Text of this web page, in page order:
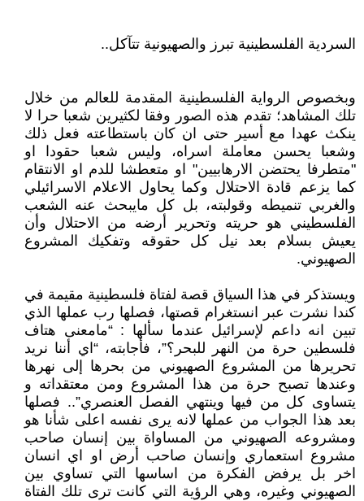
السردية الفلسطينية تبرز والصهيونية تتآكل..
وبخصوص الرواية الفلسطينية المقدمة للعالم من خلال
تلك المشاهد؛ تقدم هذه الصور وفقا لكثيرين شعبا حرا لا
ينكث عهدا مع أسير حتى ان كان باستطاعته فعل ذلك
وشعبا يحسن معاملة اسراه، وليس شعبا حقودا او
"متطرفا يحتضن الارهابيين" او متعطشا للدم او الانتقام
كما يزعم قادة الاحتلال وكما يحاول الاعلام الاسرائيلي
والغربي تنميطه وقولبته، بل كل مايبحث عنه الشعب
الفلسطيني هو حريته وتحرير أرضه من الاحتلال وأن
يعيش بسلام بعد نيل كل حقوقه وتفكيك المشروع
الصهيوني.
ويستذكر في هذا السياق قصة لفتاة فلسطينية مقيمة في
كندا نشرت عبر انستغرام قصتها، فصلها رب عملها الذي
تبين انه داعم لإسرائيل عندما سألها : “مامعنى هتاف
فلسطين حرة من النهر للبحر؟”، فأجابته، “اي أننا نريد
تحريرها من المشروع الصهيوني من بحرها إلى نهرها
وعندها تصبح حرة من هذا المشروع ومن معتقداته و
يتساوى كل من فيها وينتهي الفصل العنصري”.. فصلها
بعد هذا الجواب من عملها لانه يرى نفسه اعلى شأنا هو
ومشروعه الصهيوني من المساواة بين إنسان صاحب
مشروع استعماري وإنسان صاحب أرض او اي انسان
اخر بل يرفض الفكرة من اساسها التي تساوي بين
الصهيوني وغيره، وهي الرؤية التي كانت ترى تلك الفتاة